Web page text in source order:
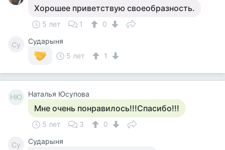
Хорошее приветствую своеобразность.
5 лет 1 0
Су
Сударыня
5 лет
1
НЮ Наталья Юсупова
Мне очень понравилось!!!Спасибо!!!
5 лет 3 0
Су Сударыня